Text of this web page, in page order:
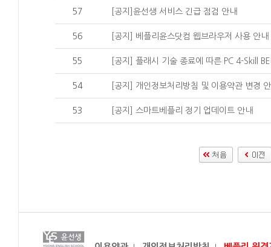
57 [공지]윤선생 서비스 긴급 점검 안내
56 [공지] 베플리윤스닷컴 웹브라우저 사용 안내
55 [공지] 플래시 기술 종료에 따른 PC 4-Skill
54 [공지] 개인정보처리방침 및 이용약관 변경
53 [공지] 스마트베플리 정기 업데이트 안내